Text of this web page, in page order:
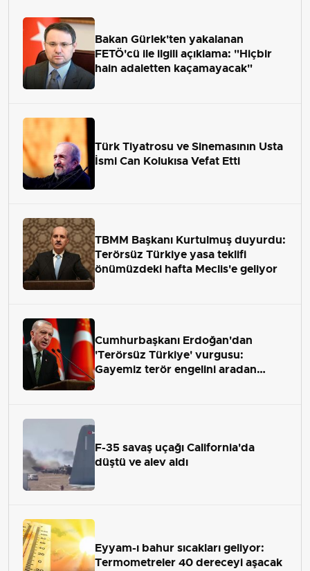
Bakan Gürlek'ten yakalanan
FETÖ'cü ile ilgili açıklama: "Hiçbir
hain adaletten kaçamayacak"
Türk Tiyatrosu ve Sinemasının Usta
İsmi Can Kolukısa Vefat Etti
TBMM Başkanı Kurtulmuş duyurdu:
Terörsüz Türkiye yasa teklifi
önümüzdeki hafta Meclis'e geliyor
Cumhurbaşkanı Erdoğan'dan
'Terörsüz Türkiye' vurgusu:
Gayemiz terör engelini aradan
F-35 savaş uçağı California'da
düştü ve alev aldı
Eyyam-ı bahur sıcakları geliyor:
Termometreler 40 dereceyi aşacak